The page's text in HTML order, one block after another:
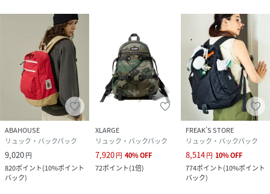
ABAHOUSE
リュック・バックパック
9,020円
820ポイント(10%ポイント
バック)
XLARGE
リュック・バックパック
7,920円 40%OFF
72ポイント(1倍)
FREAK’S STORE
リュック・バックパック
8,514円 10%OFF
774ポイント(10%ポイント
バック)